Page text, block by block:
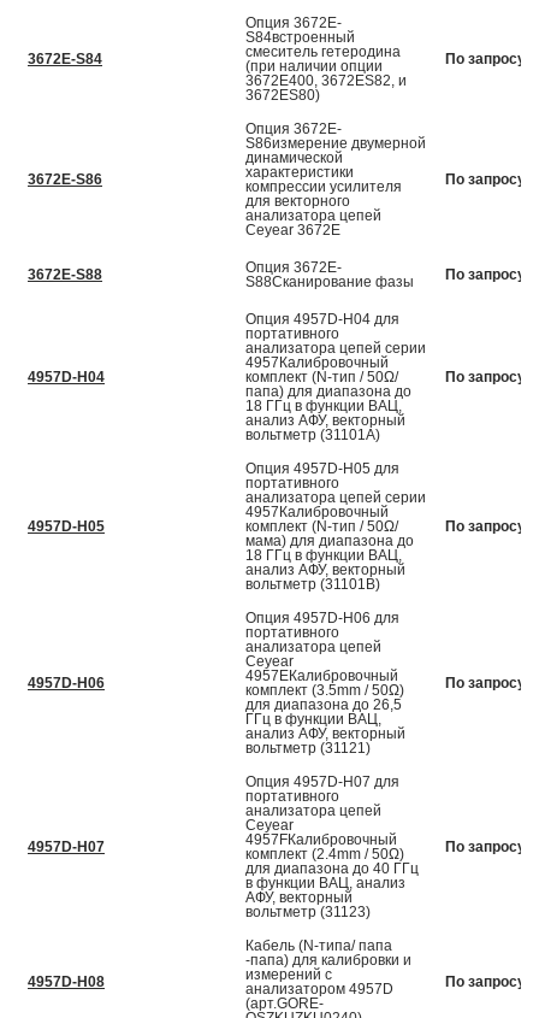
3672E-S84
Опция 3672E-
S84встроенный
смеситель гетеродина
(при наличии опции
3672E400, 3672ES82, и
3672ES80)
По запросу
3672E-S86
Опция 3672E-
S86измерение двумерной
динамической
характеристики
компрессии усилителя
для векторного
анализатора цепей
Ceyear 3672E
По запросу
3672E-S88
Опция 3672E-
S88Сканирование фазы
По запросу
4957D-H04
Опция 4957D-H04 для
портативного
анализатора цепей серии
4957Калибровочный
комплект (N-тип / 50Ω/
папа) для диапазона до
18 ГГц в функции ВАЦ,
анализ АФУ, векторный
вольтметр (31101A)
По запросу
4957D-H05
Опция 4957D-H05 для
портативного
анализатора цепей серии
4957Калибровочный
комплект (N-тип / 50Ω/
мама) для диапазона до
18 ГГц в функции ВАЦ,
анализ АФУ, векторный
вольтметр (31101B)
По запросу
4957D-H06
Опция 4957D-H06 для
портативного
анализатора цепей
Ceyear
4957EКалибровочный
комплект (3.5mm / 50Ω)
для диапазона до 26,5
ГГц в функции ВАЦ,
анализ АФУ, векторный
вольтметр (31121)
По запросу
4957D-H07
Опция 4957D-H07 для
портативного
анализатора цепей
Ceyear
4957FКалибровочный
комплект (2.4mm / 50Ω)
для диапазона до 40 ГГц
в функции ВАЦ, анализ
АФУ, векторный
вольтметр (31123)
По запросу
4957D-H08
Кабель (N-типа/ папа
-папа) для калибровки и
измерений с
анализатором 4957D
(арт.GORE-
По запросу